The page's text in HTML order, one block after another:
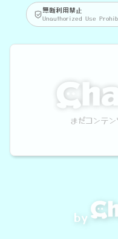
無断利用禁止
Unauthorized Use
まだコンテ
by